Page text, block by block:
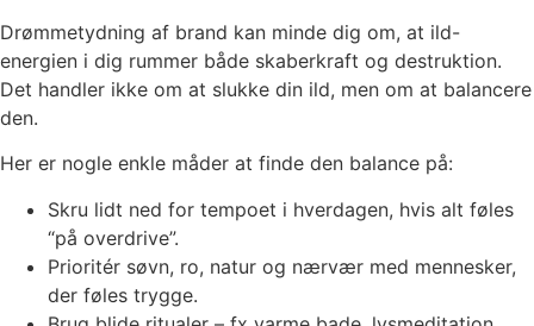
Drømmetydning af brand kan minde dig om, at ild-
energien i dig rummer både skaberkraft og destruktion.
Det handler ikke om at slukke din ild, men om at balancere
den.
Her er nogle enkle måder at finde den balance på:
Skru lidt ned for tempoet i hverdagen, hvis alt føles
“på overdrive”.
Prioritér søvn, ro, natur og nærvær med mennesker,
der føles trygge.